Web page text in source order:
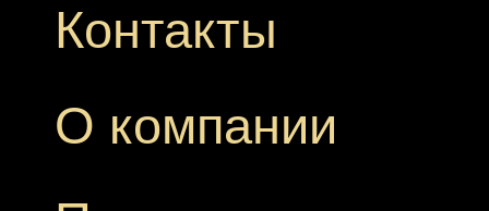
Контакты
О компании